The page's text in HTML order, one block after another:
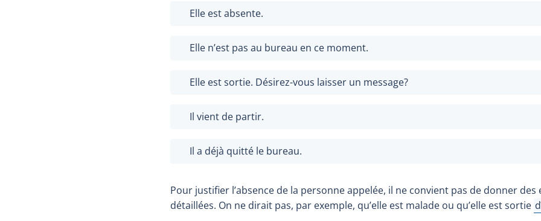
Elle est absente.
Elle n’est pas au bureau en ce moment.
Elle est sortie. Désirez-vous laisser un message?
Il vient de partir.
Il a déjà quitté le bureau.
Pour justifier l’absence de la personne appelée, il ne convient pas de donner
détaillées. On ne dirait pas, par exemple, qu’elle est malade ou qu’elle est sortie